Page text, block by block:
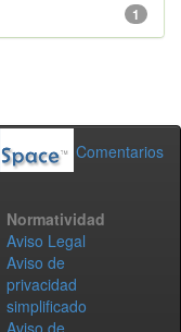
1
Comentarios
Normatividad
Aviso Legal
Aviso de
privacidad
simplificado
Aviso de